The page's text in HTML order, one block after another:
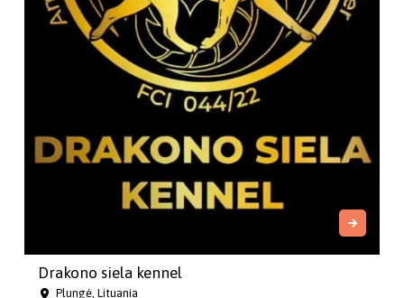
Drakono siela kennel
Plungė, Lituania